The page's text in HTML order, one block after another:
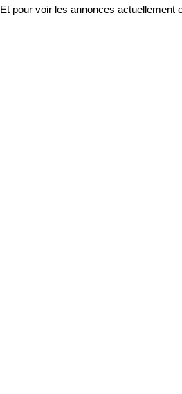
Et pour voir les annonces actuellement